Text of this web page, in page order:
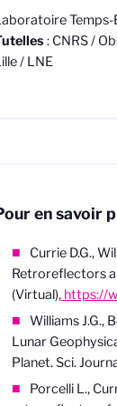
Temps-
: CNRS /
/ LNE
en savoir
Currie D.G.,
Retroreflectors
(Virtual), https://
Williams J.G.,
Lunar
Planet. Sci.
Porcelli L.,